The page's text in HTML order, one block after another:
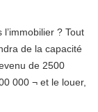
? Tout
de la capacité
de 2500
000 ¬ et le louer,